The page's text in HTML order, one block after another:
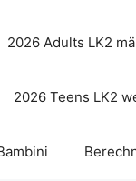
2026 Adults LK2
2026 Teens LK2